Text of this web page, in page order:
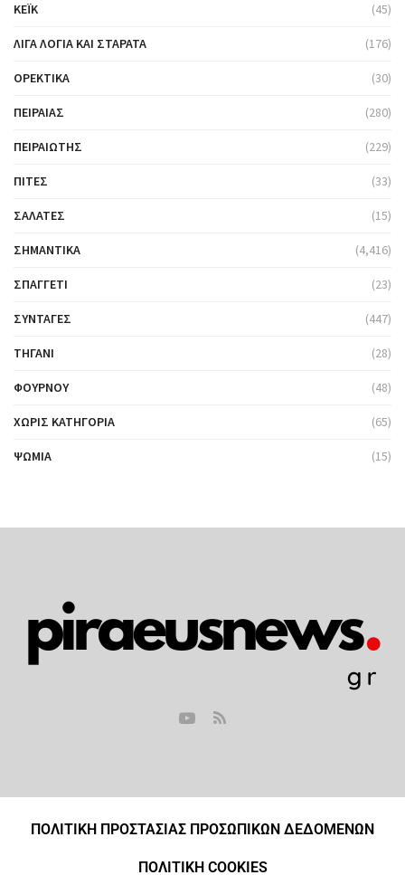
ΚΈΙΚ (45)
ΛΊΓΑ ΛΌΓΙΑ ΚΑΙ ΣΤΑΡΆΤΑ (176)
ΟΡΕΚΤΙΚΆ (30)
ΠΕΙΡΑΙΆΣ (280)
ΠΕΙΡΑΙΏΤΗΣ (229)
ΠΊΤΕΣ (33)
ΣΑΛΆΤΕΣ (15)
ΣΗΜΑΝΤΙΚΆ (4,416)
ΣΠΑΓΓΈΤΙ (23)
ΣΥΝΤΑΓΈΣ (447)
ΤΗΓΆΝΙ (28)
ΦΟΎΡΝΟΥ (48)
ΧΩΡΊΣ ΚΑΤΗΓΟΡΊΑ (65)
ΨΩΜΙΆ (15)
ΠΟΛΙΤΙΚΗ ΠΡΟΣΤΑΣΙΑΣ ΠΡΟΣΩΠΙΚΩΝ ΔΕΔΟΜΕΝΩΝ
ΠΟΛΙΤΙΚΗ COOKIES